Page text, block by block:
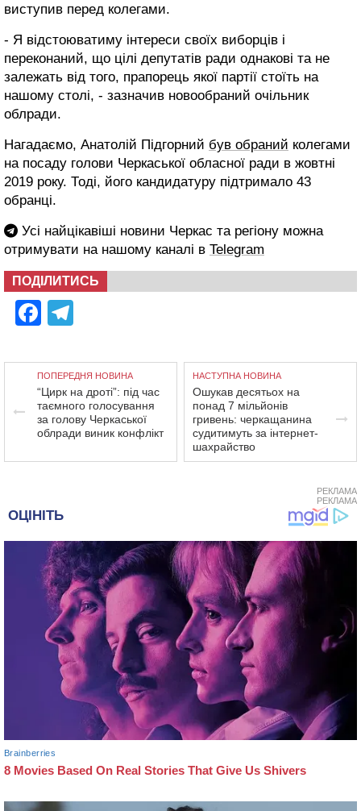
виступив перед колегами.
- Я відстоюватиму інтереси своїх виборців і
переконаний, що цілі депутатів ради однакові та не
залежать від того, прапорець якої партії стоїть на
нашому столі, - зазначив новообраний очільник
облради.
Нагадаємо, Анатолій Підгорний був обраний колегами
на посаду голови Черкаської обласної ради в жовтні
2019 року. Тоді, його кандидатуру підтримало 43
обранці.
Усі найцікавіші новини Черкас та регіону можна
отримувати на нашому каналі в Telegram
ПОДІЛИТИСЬ
Facebook
ПОПЕРЕДНЯ НОВИНА
“Цирк на дроті”: під час
таємного голосування
за голову Черкаської
облради виник конфлікт
НАСТУПНА НОВИНА
Ошукав десятьох на
понад 7 мільйонів
гривень: черкащанина
судитимуть за інтернет-
шахрайство
РЕКЛАМА
РЕКЛАМА